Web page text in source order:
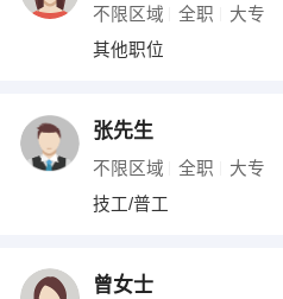
不限区域 全职 大专
其他职位
张先生
不限区域 全职 大专
技工/普工
曾女士